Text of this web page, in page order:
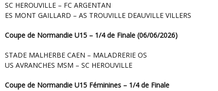
SC HEROUVILLE – FC ARGENTAN
ES MONT GAILLARD – AS TROUVILLE DEAUVILLE VILLERS
Coupe de Normandie U15 – 1/4 de Finale (06/06/2026)
STADE MALHERBE CAEN – MALADRERIE OS
US AVRANCHES MSM – SC HEROUVILLE
Coupe de Normandie U15 Féminines – 1/4 de Finale